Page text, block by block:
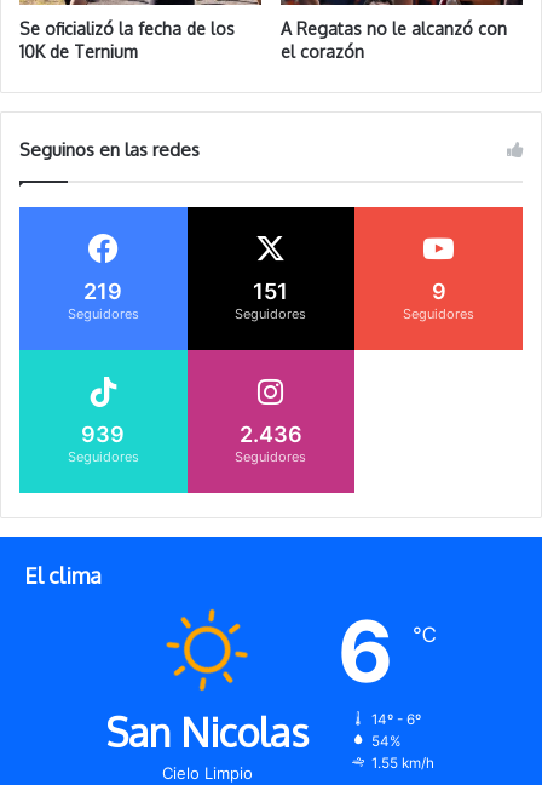
Se oficializó la fecha de los
10K de Ternium
A Regatas no le alcanzó con
el corazón
Seguinos en las redes
219
Seguidores
151
Seguidores
9
Seguidores
939
Seguidores
2.436
Seguidores
El clima
San Nicolas
Cielo Limpio
6 ℃
14º - 6º
54%
1.55 km/h